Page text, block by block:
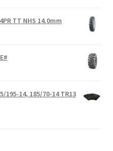
TT NHS 14.0mm
195-14, 185/70-14 TR13